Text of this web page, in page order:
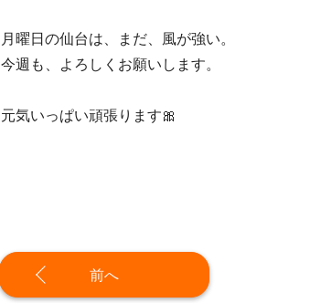
月曜日の仙台は、まだ、風が強い。
今週も、よろしくお願いします。
元気いっぱい頑張ります🎀
前へ